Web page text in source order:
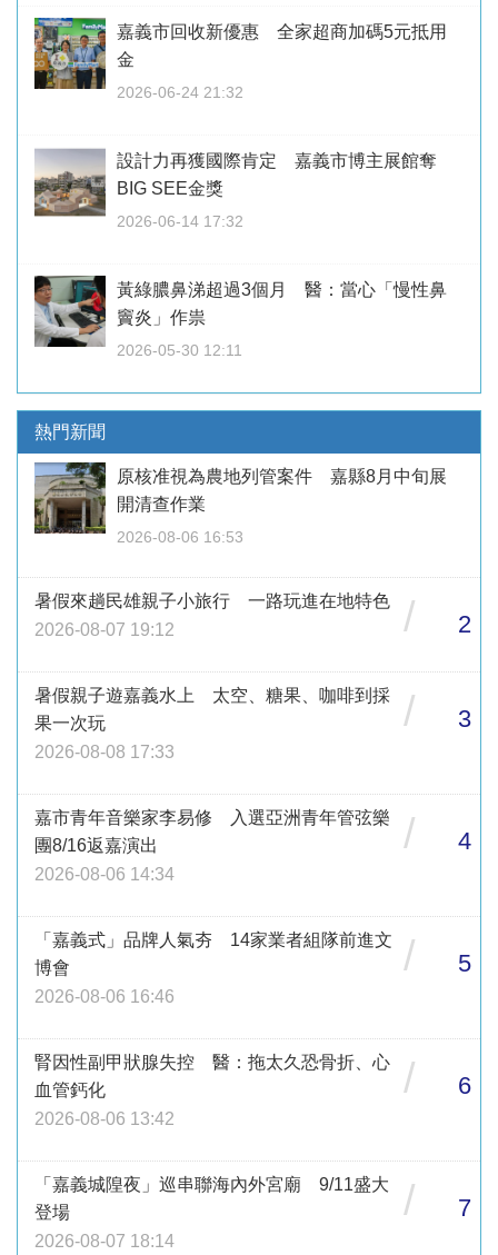
嘉義市回收新優惠 全家超商加碼5元抵用
金
2026-06-24 21:32
設計力再獲國際肯定 嘉義市博主展館奪
BIG SEE金獎
2026-06-14 17:32
黃綠膿鼻涕超過3個月 醫：當心「慢性鼻
竇炎」作祟
2026-05-30 12:11
熱門新聞
原核准視為農地列管案件 嘉縣8月中旬展
開清查作業
2026-08-06 16:53
暑假來趟民雄親子小旅行 一路玩進在地特色
2026-08-07 19:12
/ 2
暑假親子遊嘉義水上 太空、糖果、咖啡到採
果一次玩
2026-08-08 17:33
/ 3
嘉市青年音樂家李易修 入選亞洲青年管弦樂
團8/16返嘉演出
2026-08-06 14:34
/ 4
「嘉義式」品牌人氣夯 14家業者組隊前進文
博會
2026-08-06 16:46
/ 5
腎因性副甲狀腺失控 醫：拖太久恐骨折、心
血管鈣化
2026-08-06 13:42
/ 6
「嘉義城隍夜」巡串聯海內外宮廟 9/11盛大
登場
2026-08-07 18:14
/ 7